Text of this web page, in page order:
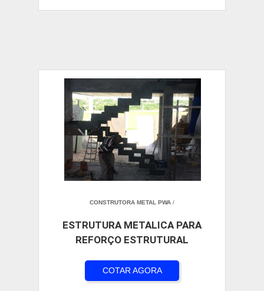
CONSTRUTORA METAL PWA /
ESTRUTURA METALICA PARA
REFORÇO ESTRUTURAL
COTAR AGORA